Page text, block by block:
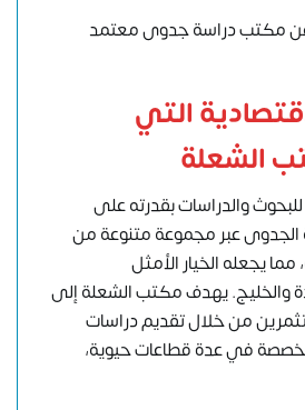
عن مكتب دراسة جدوى معتمد
التي
الشعلة
والدراسات بقدرته على
عبر مجموعة متنوعة من
مما يجعله الخيار الأمثل
والخليج. يهدف مكتب الشعلة إلى
من خلال تقديم دراسات
في عدة قطاعات حيوية،